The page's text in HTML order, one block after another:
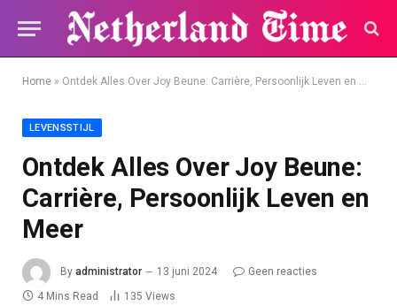
Home » Ontdek Alles Over Joy Beune: Carrière, Persoonlijk Leven en Meer
LEVENSSTIJL
Ontdek Alles Over Joy Beune:
Carrière, Persoonlijk Leven en
Meer
By administrator 13 juni 2024
Geen reacties
4 Mins Read
135 Views